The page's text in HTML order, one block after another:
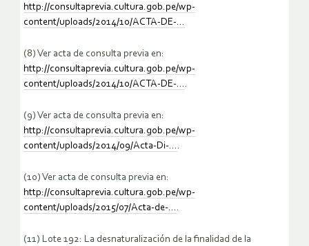
http://consultaprevia.cultura.gob.pe/wp-
content/uploads/2014/10/ACTA-DE-…
(8) Ver acta de consulta previa en:
http://consultaprevia.cultura.gob.pe/wp-
content/uploads/2014/10/ACTA-DE-… .
(9) Ver acta de consulta previa en:
http://consultaprevia.cultura.gob.pe/wp-
content/uploads/2014/09/Acta-Di-… .
(10) Ver acta de consulta previa en:
http://consultaprevia.cultura.gob.pe/wp-
content/uploads/2015/07/Acta-de-… .
(11) Lote 192: La desnaturalización de la finalidad de la